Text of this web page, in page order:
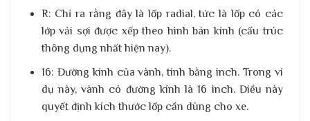
R: Chỉ ra rằng đây là lốp radial, tức là lốp có các
lớp vải sợi được xếp theo hình bán kính (cấu trúc
thông dụng nhất hiện nay).
16: Đường kính của vành, tính bằng inch. Trong ví
dụ này, vành có đường kính là 16 inch. Điều này
quyết định kích thước lốp cần dùng cho xe.